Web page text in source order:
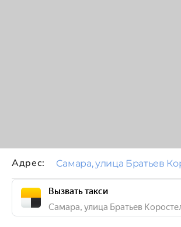
Адрес: Самара, улица Братьев
Вызвать такси